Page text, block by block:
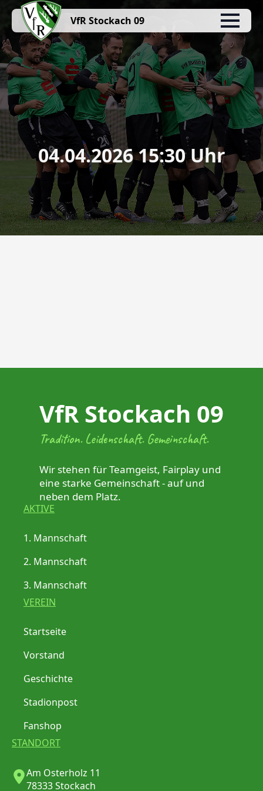
VfR Stockach 09
04.04.2026 15:30 Uhr
VfR Stockach 09
Tradition. Leidenschaft. Gemeinschaft.
Wir stehen für Teamgeist, Fairplay und
eine starke Gemeinschaft - auf und
neben dem Platz.
AKTIVE
1. Mannschaft
2. Mannschaft
3. Mannschaft
VEREIN
Startseite
Vorstand
Geschichte
Stadionpost
Fanshop
STANDORT
Am Osterholz 11
78333 Stockach